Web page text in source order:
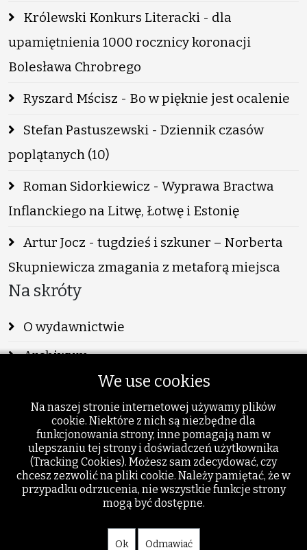
Królewski Konkurs Literacki - dla
upamiętnienia 1000 rocznicy koronacji
Bolesława Chrobrego
Ryszard Mścisz - Bo w pięknie jest ocalenie
Stefan Pastuszewski - Dziennik czasów
poplątanych (10)
Roman Sidorkiewicz - Wyprawa Bractwa
Inflanckiego na Litwę, Łotwę i Estonię
Artur Jocz - tugdzieś i szkuner – Norberta
Skupniewicza zmagania z metaforą miejsca
Na skróty
O wydawnictwie
Archiwum
Publikacje
Szukaj
Dodatki
We use cookies
Na naszej stronie internetowej używamy plików
cookie. Niektóre z nich są niezbędne dla
funkcjonowania strony, inne pomagają nam w
ulepszaniu tej strony i doświadczeń użytkownika
(Tracking Cookies). Możesz sam zdecydować, czy
chcesz zezwolić na pliki cookie. Należy pamiętać, że w
przypadku odrzucenia, nie wszystkie funkcje strony
mogą być dostępne.
Ok Odmawiać